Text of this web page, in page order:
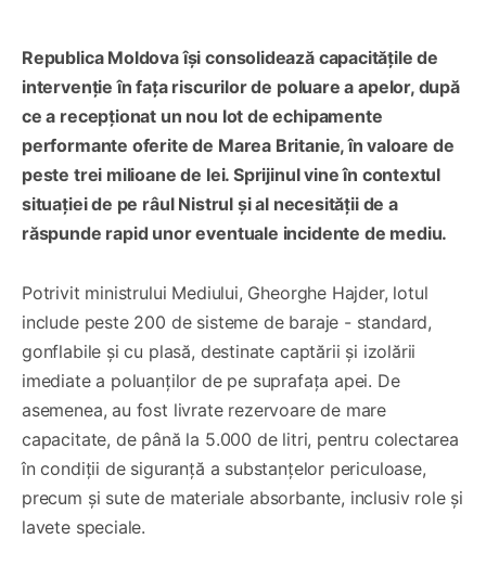
Republica Moldova își consolidează capacitățile de
intervenție în fața riscurilor de poluare a apelor, după
ce a recepționat un nou lot de echipamente
performante oferite de Marea Britanie, în valoare de
peste trei milioane de lei. Sprijinul vine în contextul
situației de pe râul Nistrul și al necesității de a
răspunde rapid unor eventuale incidente de mediu.
Potrivit ministrului Mediului, Gheorghe Hajder, lotul
include peste 200 de sisteme de baraje - standard,
gonflabile și cu plasă, destinate captării și izolării
imediate a poluanților de pe suprafața apei. De
asemenea, au fost livrate rezervoare de mare
capacitate, de până la 5.000 de litri, pentru colectarea
în condiții de siguranță a substanțelor periculoase,
precum și sute de materiale absorbante, inclusiv role și
lavete speciale.